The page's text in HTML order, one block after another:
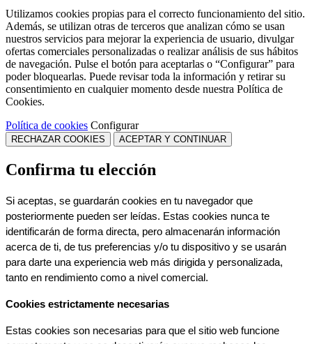
Utilizamos cookies propias para el correcto funcionamiento del sitio.
Además, se utilizan otras de terceros que analizan cómo se usan
nuestros servicios para mejorar la experiencia de usuario, divulgar
ofertas comerciales personalizadas o realizar análisis de sus hábitos
de navegación. Pulse el botón para aceptarlas o “Configurar” para
poder bloquearlas. Puede revisar toda la información y retirar su
consentimiento en cualquier momento desde nuestra Política de
Cookies.
Política de cookies Configurar
RECHAZAR COOKIES ACEPTAR Y CONTINUAR
Confirma tu elección
Si aceptas, se guardarán cookies en tu navegador que
posteriormente pueden ser leídas. Estas cookies nunca te
identificarán de forma directa, pero almacenarán información
acerca de ti, de tus preferencias y/o tu dispositivo y se usarán
para darte una experiencia web más dirigida y personalizada,
tanto en rendimiento como a nivel comercial.
Cookies estrictamente necesarias
Estas cookies son necesarias para que el sitio web funcione